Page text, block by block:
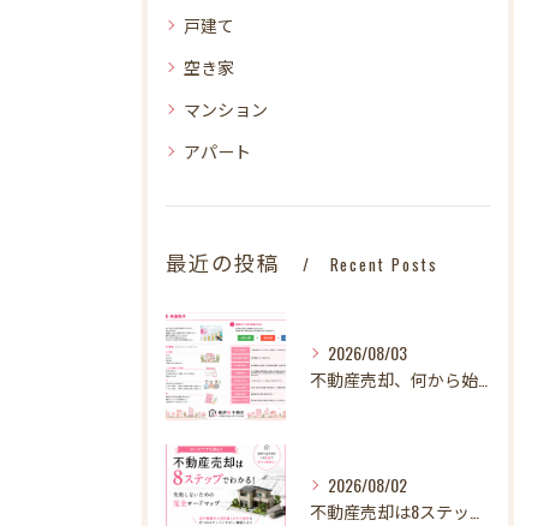
戸建て
空き家
マンション
アパート
最近の投稿 Recent Posts
2026/08/03
不動産売却、何から始める？失敗しないために最初に整理したい3～4つのこと【STEP1】
2026/08/02
不動産売却は8ステップでわかる！ 失敗しないための完全ロードマップ